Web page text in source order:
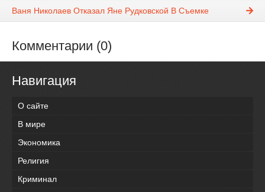
Ваня Николаев Отказал Яне Рудковской В Съемке
Комментарии (0)
Навигация
О сайте
В мире
Экономика
Религия
Криминал